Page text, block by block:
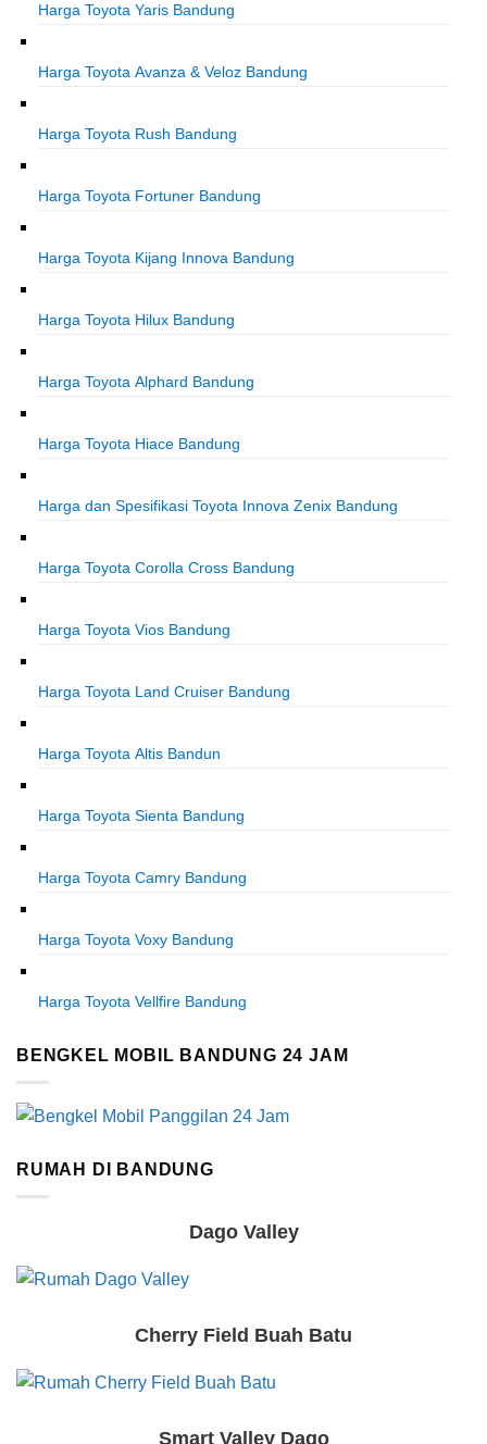
Harga Toyota Yaris Bandung
Harga Toyota Avanza & Veloz Bandung
Harga Toyota Rush Bandung
Harga Toyota Fortuner Bandung
Harga Toyota Kijang Innova Bandung
Harga Toyota Hilux Bandung
Harga Toyota Alphard Bandung
Harga Toyota Hiace Bandung
Harga dan Spesifikasi Toyota Innova Zenix Bandung
Harga Toyota Corolla Cross Bandung
Harga Toyota Vios Bandung
Harga Toyota Land Cruiser Bandung
Harga Toyota Altis Bandun
Harga Toyota Sienta Bandung
Harga Toyota Camry Bandung
Harga Toyota Voxy Bandung
Harga Toyota Vellfire Bandung
BENGKEL MOBIL BANDUNG 24 JAM
RUMAH DI BANDUNG
Dago Valley
Cherry Field Buah Batu
Smart Valley Dago